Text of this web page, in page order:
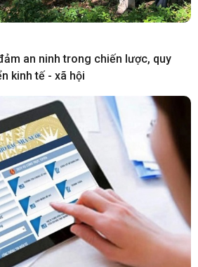
an ninh trong chiến lược, quy
kinh tế - xã hội